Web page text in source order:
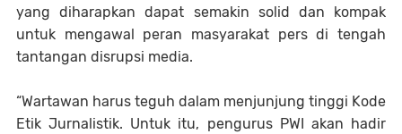
yang diharapkan dapat semakin solid dan kompak
untuk mengawal peran masyarakat pers di tengah
tantangan disrupsi media.
“Wartawan harus teguh dalam menjunjung tinggi Kode
Etik Jurnalistik. Untuk itu, pengurus PWI akan hadir